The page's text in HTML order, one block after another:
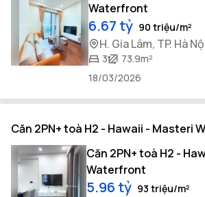
Waterfront
6.67 tỷ 90 triệu/m²
H. Gia Lâm, TP. Hà
3
73.9m²
18/03/2026
Căn 2PN+ toà H2 - Hawaii - Masteri
Căn 2PN+ toà H2 -
Waterfront
5.96 tỷ 93 triệu/m²